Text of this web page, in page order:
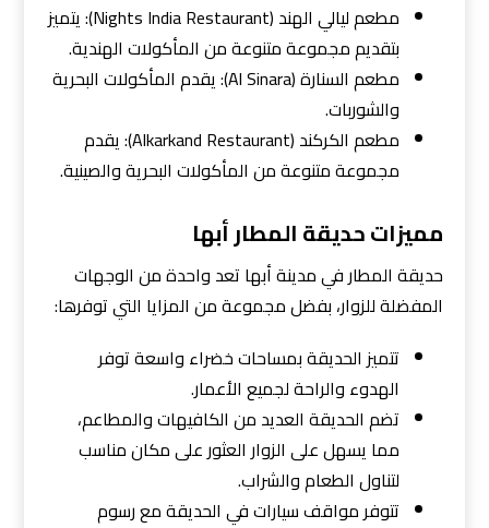
مطعم ليالي الهند (Nights India Restaurant): يتميز
بتقديم مجموعة متنوعة من المأكولات الهندية.
مطعم السنارة (Al Sinara): يقدم المأكولات البحرية
والشوربات.
مطعم الكركند (Alkarkand Restaurant): يقدم
مجموعة متنوعة من المأكولات البحرية والصينية.
مميزات حديقة المطار أبها
حديقة المطار في مدينة أبها تعد واحدة من الوجهات
المفضلة للزوار، بفضل مجموعة من المزايا التي توفرها:
تتميز الحديقة بمساحات خضراء واسعة توفر
الهدوء والراحة لجميع الأعمار.
تضم الحديقة العديد من الكافيهات والمطاعم،
مما يسهل على الزوار العثور على مكان مناسب
لتناول الطعام والشراب.
تتوفر مواقف سيارات في الحديقة مع رسوم